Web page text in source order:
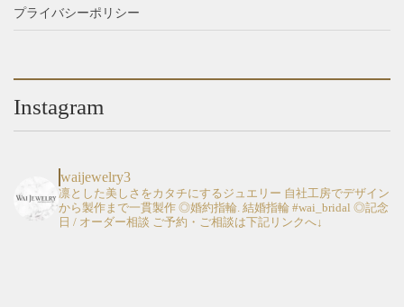
プライバシーポリシー
Instagram
waijewelry3
凛とした美しさをカタチにするジュエリー 自社工房でデザイン
から製作まで一貫製作 ◎婚約指輪. 結婚指輪 #wai_bridal ◎記念
日 / オーダー相談 ご予約・ご相談は下記リンクへ↓